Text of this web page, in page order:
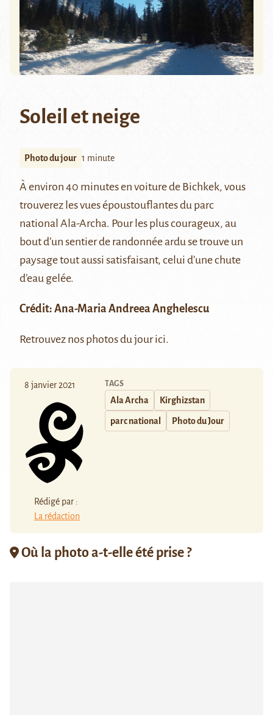
Soleil et neige
Photo du jour 1 minute
À environ 40 minutes en voiture de Bichkek, vous
trouverez les vues époustouflantes du parc
national Ala-Archa. Pour les plus courageux, au
bout d’un sentier de randonnée ardu se trouve un
paysage tout aussi satisfaisant, celui d’une chute
d’eau gelée.
Crédit: Ana-Maria Andreea Anghelescu
Retrouvez nos photos du jourici.
8 janvier 2021
Rédigé par :
La rédaction
TAGS
Ala Archa Kirghizstan
parc national Photo du Jour
Où la photo a-t-elle été prise ?